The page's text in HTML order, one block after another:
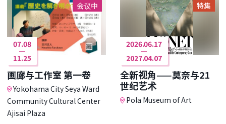
会议中
07.08
11.25
画廊与工作室 第一卷
Yokohama City Seya Ward
Community Cultural Center
Ajisai Plaza
特集
2026.06.17
2027.04.07
全新视角——莫奈与21
世纪艺术
Pola Museum of Art